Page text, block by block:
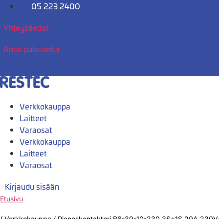
Mene
05 223 2400
Yhteystiedot
Anna palautetta
Verkkokauppa
Laitteet
Varaosat
Verkkokauppa
Laitteet
Varaosat
Kirjaudu sisään
Etusivu